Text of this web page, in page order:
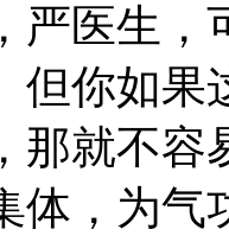
严医生，
但你如
那就不容
体，为气